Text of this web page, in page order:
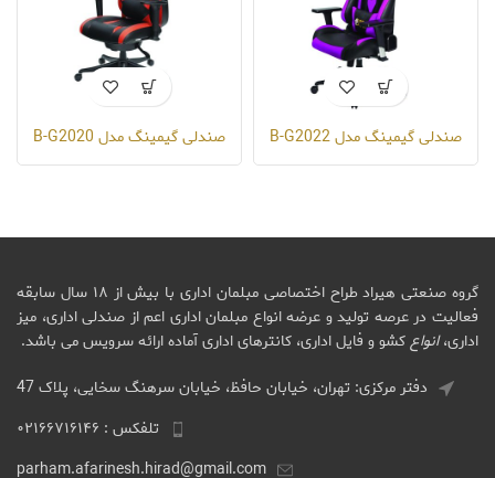
صندلی گیمینگ مدل B-G2022 صندلی گیمینگ مدل B-G2020
گروه صنعتی هیراد طراح اختصاصی مبلمان اداری با بیش از ۱۸ سال سابقه
فعالیت در عرصه تولید و عرضه انواع مبلمان اداری اعم از صندلی اداری، میز
اداری،انواعکشو و فایل اداری، کانترهای اداری آماده ارائه سرویس می باشد.
دفتر مرکزی: تهران، خیابان حافظ، خیابان سرهنگ سخایی، پلاک 47
تلفکس : ۰۲۱۶۶۷۱۶۱۴۶
parham.afarinesh.hirad@gmail.com